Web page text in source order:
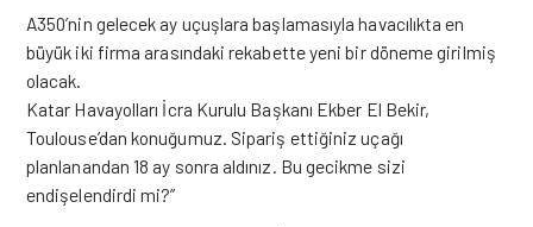
A350’nin gelecek ay uçuşlara başlamasıyla havacılıkta en
büyük iki firma arasındaki rekabette yeni bir döneme girilmiş
olacak.
Katar Havayolları İcra Kurulu Başkanı Ekber El Bekir,
Toulouse’dan konuğumuz. Sipariş ettiğiniz uçağı
planlanandan 18 ay sonra aldınız. Bu gecikme sizi
endişelendirdi mi?”